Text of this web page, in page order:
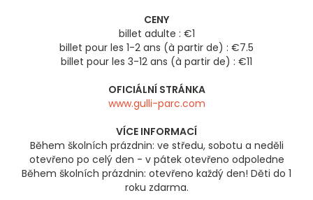
CENY
billet adulte : €1
billet pour les 1-2 ans (à partir de) : €7.5
billet pour les 3-12 ans (à partir de) : €11
OFICIÁLNÍ STRÁNKA
www.gulli-parc.com
VÍCE INFORMACÍ
Během školních prázdnin: ve středu, sobotu a neděli
otevřeno po celý den - v pátek otevřeno odpoledne
Během školních prázdnin: otevřeno každý den! Děti do 1
roku zdarma.